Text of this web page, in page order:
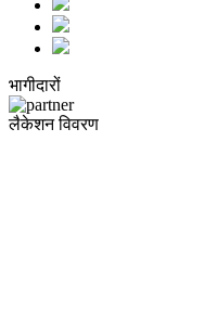
भागीदारों
लैकेशन विवरण